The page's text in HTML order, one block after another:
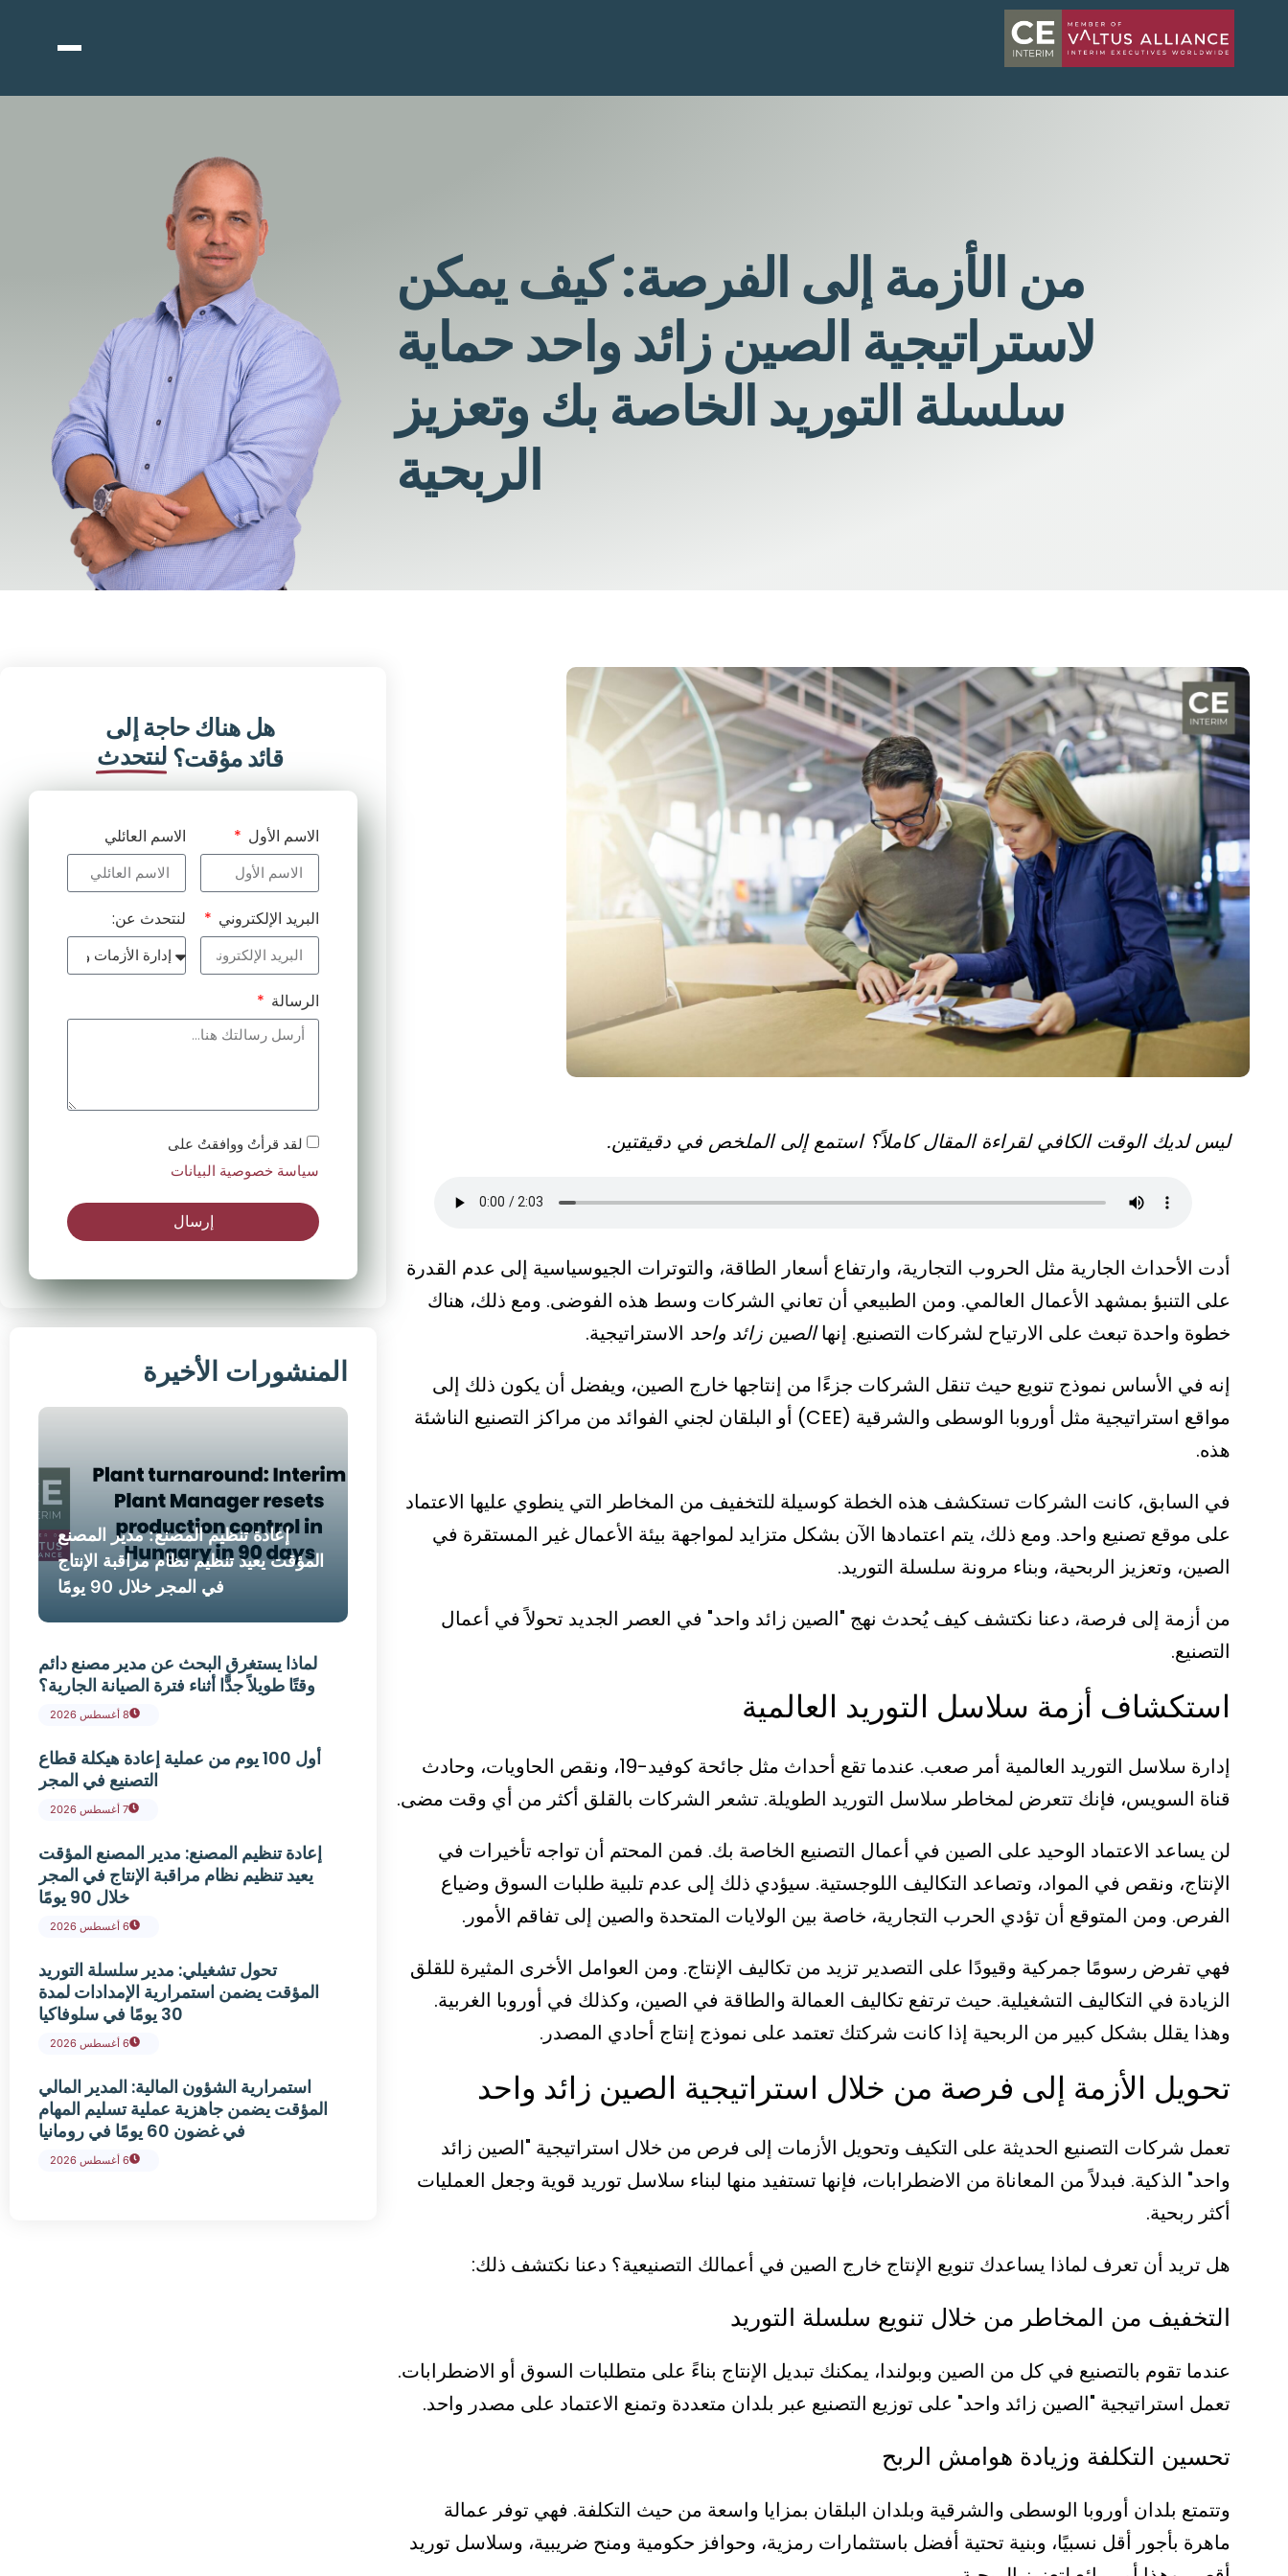
من الأزمة إلى الفرصة: كيف يمكن
لاستراتيجية الصين زائد واحد حماية
سلسلة التوريد الخاصة بك وتعزيز
الربحية
ليس لديك الوقت الكافي لقراءة المقال كاملاً؟ استمع إلى الملخص في دقيقتين.
أدت الأحداث الجارية مثل الحروب التجارية، وارتفاع أسعار الطاقة، والتوترات الجيوسياسية إلى عدم القدرة
على التنبؤ بمشهد الأعمال العالمي. ومن الطبيعي أن تعاني الشركات وسط هذه الفوضى. ومع ذلك، هناك
خطوة واحدة تبعث على الارتياح لشركات التصنيع. إنهاالصين زائد واحد الاستراتيجية.
إنه في الأساس نموذج تنويع حيث تنقل الشركات جزءًا من إنتاجها خارج الصين، ويفضل أن يكون ذلك إلى
مواقع استراتيجية مثل أوروبا الوسطى والشرقية (CEE) أو البلقان لجني الفوائد من مراكز التصنيع الناشئة
هذه.
في السابق، كانت الشركات تستكشف هذه الخطة كوسيلة للتخفيف من المخاطر التي ينطوي عليها الاعتماد
على موقع تصنيع واحد. ومع ذلك، يتم اعتمادها الآن بشكل متزايد لمواجهة بيئة الأعمال غير المستقرة في
الصين، وتعزيز الربحية، وبناء مرونة سلسلة التوريد.
من أزمة إلى فرصة، دعنا نكتشف كيف يُحدث نهج "الصين زائد واحد" في العصر الجديد تحولاً في أعمال
التصنيع.
استكشاف أزمة سلاسل التوريد العالمية
إدارة سلاسل التوريد العالمية أمر صعب. عندما تقع أحداث مثل جائحة كوفيد-19، ونقص الحاويات، وحادث
قناة السويس، فإنك تتعرض لمخاطر سلاسل التوريد الطويلة. تشعر الشركات بالقلق أكثر من أي وقت مضى.
لن يساعد الاعتماد الوحيد على الصين في أعمال التصنيع الخاصة بك. فمن المحتم أن تواجه تأخيرات في
الإنتاج، ونقص في المواد، وتصاعد التكاليف اللوجستية. سيؤدي ذلك إلى عدم تلبية طلبات السوق وضياع
الفرص. ومن المتوقع أن تؤدي الحرب التجارية، خاصة بين الولايات المتحدة والصين إلى تفاقم الأمور.
فهي تفرض رسومًا جمركية وقيودًا على التصدير تزيد من تكاليف الإنتاج. ومن العوامل الأخرى المثيرة للقلق
الزيادة في التكاليف التشغيلية. حيث ترتفع تكاليف العمالة والطاقة في الصين، وكذلك في أوروبا الغربية.
وهذا يقلل بشكل كبير من الربحية إذا كانت شركتك تعتمد على نموذج إنتاج أحادي المصدر.
تحويل الأزمة إلى فرصة من خلال استراتيجية الصين زائد واحد
تعمل شركات التصنيع الحديثة على التكيف وتحويل الأزمات إلى فرص من خلال استراتيجية "الصين زائد
واحد" الذكية. فبدلاً من المعاناة من الاضطرابات، فإنها تستفيد منها لبناء سلاسل توريد قوية وجعل العمليات
أكثر ربحية.
هل تريد أن تعرف لماذا يساعدك تنويع الإنتاج خارج الصين في أعمالك التصنيعية؟ دعنا نكتشف ذلك:
التخفيف من المخاطر من خلال تنويع سلسلة التوريد
عندما تقوم بالتصنيع في كل من الصين وبولندا، يمكنك تبديل الإنتاج بناءً على متطلبات السوق أو الاضطرابات.
تعمل استراتيجية "الصين زائد واحد" على توزيع التصنيع عبر بلدان متعددة وتمنع الاعتماد على مصدر واحد.
تحسين التكلفة وزيادة هوامش الربح
وتتمتع بلدان أوروبا الوسطى والشرقية وبلدان البلقان بمزايا واسعة من حيث التكلفة. فهي توفر عمالة
ماهرة بأجور أقل نسبيًا، وبنية تحتية أفضل باستثمارات رمزية، وحوافز حكومية ومنح ضريبية، وسلاسل توريد
هل هناك حاجة إلى
قائد مؤقت؟ لنتحدث
الاسم الأول الاسم العائلي
البريد الإلكتروني لنتحدث عن:
الرسالة
لقد قرأتُ ووافقتُ على
سياسة خصوصية البيانات
إرسال
المنشورات الأخيرة
إعادة تنظيم المصنع: مدير المصنع
المؤقت يعيد تنظيم نظام مراقبة الإنتاج
في المجر خلال 90 يومًا
لماذا يستغرق البحث عن مدير مصنع دائم
وقتًا طويلاً جدًّا أثناء فترة الصيانة الجارية؟
8 أغسطس 2026
أول 100 يوم من عملية إعادة هيكلة قطاع
التصنيع في المجر
7 أغسطس 2026
إعادة تنظيم المصنع: مدير المصنع المؤقت
يعيد تنظيم نظام مراقبة الإنتاج في المجر
خلال 90 يومًا
6 أغسطس 2026
تحول تشغيلي: مدير سلسلة التوريد
المؤقت يضمن استمرارية الإمدادات لمدة
30 يومًا في سلوفاكيا
6 أغسطس 2026
استمرارية الشؤون المالية: المدير المالي
المؤقت يضمن جاهزية عملية تسليم المهام
في غضون 60 يومًا في رومانيا
6 أغسطس 2026